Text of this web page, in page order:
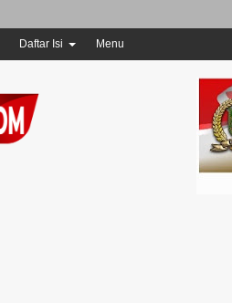
Daftar Isi Menu